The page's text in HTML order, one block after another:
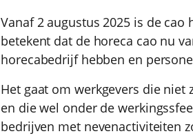
Vanaf 2 augustus 2025 is de
betekent dat de horeca cao nu
horecabedrijf hebben en
Het gaat om werkgevers die niet
en die wel onder de
bedrijven met nevenactiviteiten